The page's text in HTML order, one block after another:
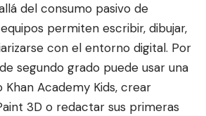
del consumo pasivo de
permiten escribir, dibujar,
con el entorno digital. Por
segundo grado puede usar una
Academy Kids, crear
3D o redactar sus primeras